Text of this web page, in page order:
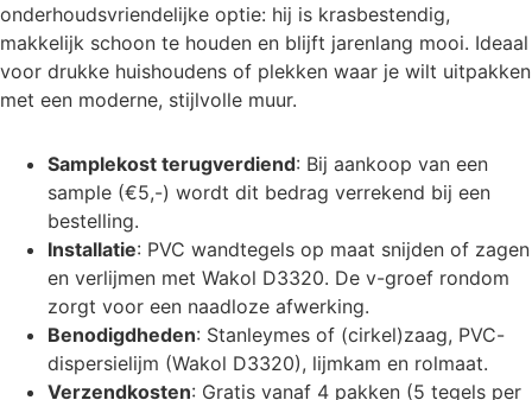
onderhoudsvriendelijke optie: hij is krasbestendig,
makkelijk schoon te houden en blijft jarenlang mooi. Ideaal
voor drukke huishoudens of plekken waar je wilt uitpakken
met een moderne, stijlvolle muur.
Samplekost terugverdiend: Bij aankoop van een
sample (€5,-) wordt dit bedrag verrekend bij een
bestelling.
Installatie: PVC wandtegels op maat snijden of zagen
en verlijmen met Wakol D3320. De v-groef rondom
zorgt voor een naadloze afwerking.
Benodigdheden: Stanleymes of (cirkel)zaag, PVC-
dispersielijm (Wakol D3320), lijmkam en rolmaat.
Verzendkosten: Gratis vanaf 4 pakken (5 tegels per